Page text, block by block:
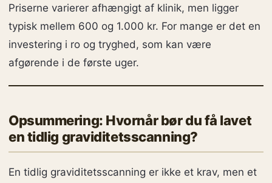
Priserne varierer afhængigt af klinik, men ligger
typisk mellem 600 og 1.000 kr. For mange er det en
investering i ro og tryghed, som kan være
afgørende i de første uger.
Opsummering: Hvornår bør du få lavet
en tidlig graviditetsscanning?
En tidlig graviditetsscanning er ikke et krav, men et